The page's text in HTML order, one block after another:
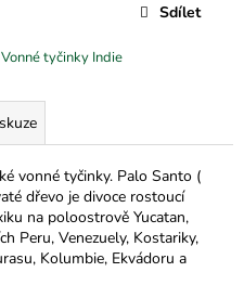
Vonné tyčinky Indie
Sdílet
vonné tyčinky. Palo Santo (
dřevo je divoce rostoucí
na poloostrově Yucatan,
Peru, Venezuely, Kostariky,
Kolumbie, Ekvádoru a